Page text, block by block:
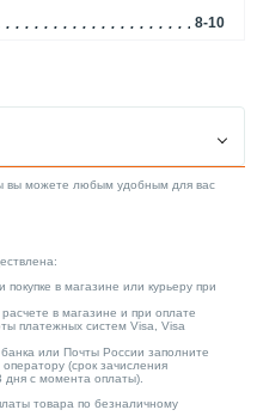
8-10
вы можете любым удобным для вас
покупке в магазине или курьеру при
в магазине и при оплате
платежных систем Visa, Visa
или Почты России заполните
(срок зачисления
дня с момента оплаты).
товара по безналичному